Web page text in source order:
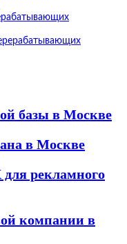
базы в Москве
в Москве
рекламного
компании в